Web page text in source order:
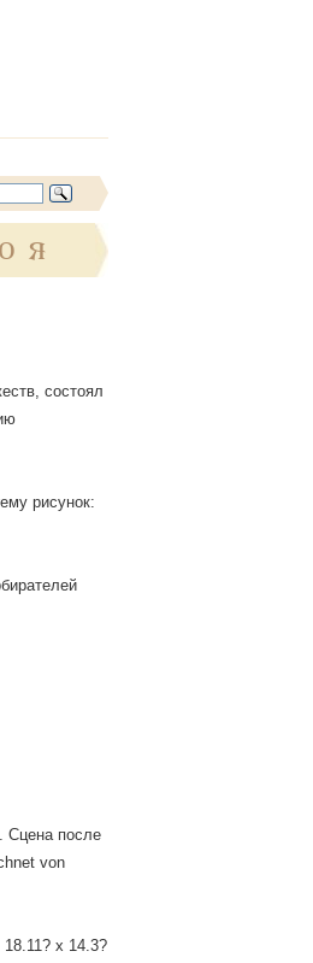
Я
состоял
рисунок:
Сцена после
von
x 14.3?